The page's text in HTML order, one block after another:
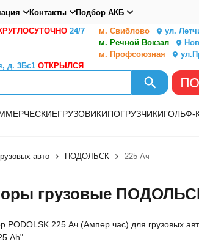
Контакты Подбор АКБ
24/7 м. Свиблово ул.
м. Речной Вокзал
м. Профсоюзная
д. 3Бс1 ОТКРЫЛСЯ
ГРУЗОВИКИПОГРУЗЧИКИГОЛЬФ-
авто ПОДОЛЬСК 225 Ач
грузовые
PODOLSK 225 Ач (Ампер час) для грузовых
Ah".